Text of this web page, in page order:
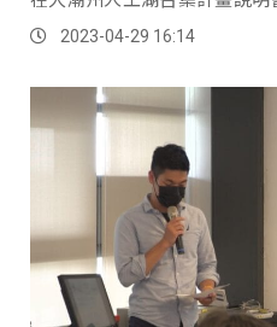
義鄉公所進行對話，希望讓二
共好。2023-04-29 16:14